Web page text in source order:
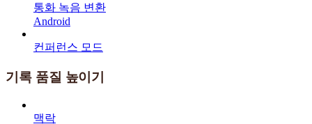
통화 녹음 변환
Android
컨퍼런스 모드
기록 품질 높이기
맥락